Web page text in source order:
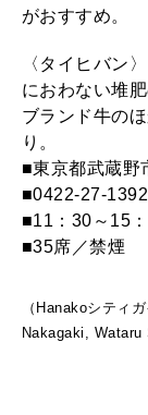
がおすすめ。
〈タイヒバン〉
におわない堆
ブランド牛の
り。
■東京都武蔵野
■0422-27-1392
■11：30～15
■35席／禁煙
（Hanakoシティ
Nakagaki, Wataru